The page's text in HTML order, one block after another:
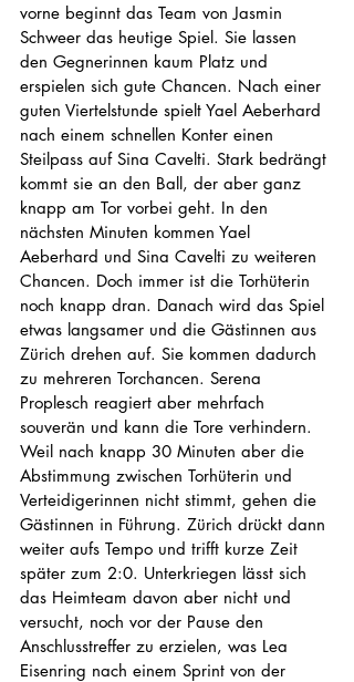
vorne beginnt das Team von Jasmin
Schweer das heutige Spiel. Sie lassen
den Gegnerinnen kaum Platz und
erspielen sich gute Chancen. Nach einer
guten Viertelstunde spielt Yael Aeberhard
nach einem schnellen Konter einen
Steilpass auf Sina Cavelti. Stark bedrängt
kommt sie an den Ball, der aber ganz
knapp am Tor vorbei geht. In den
nächsten Minuten kommen Yael
Aeberhard und Sina Cavelti zu weiteren
Chancen. Doch immer ist die Torhüterin
noch knapp dran. Danach wird das Spiel
etwas langsamer und die Gästinnen aus
Zürich drehen auf. Sie kommen dadurch
zu mehreren Torchancen. Serena
Proplesch reagiert aber mehrfach
souverän und kann die Tore verhindern.
Weil nach knapp 30 Minuten aber die
Abstimmung zwischen Torhüterin und
Verteidigerinnen nicht stimmt, gehen die
Gästinnen in Führung. Zürich drückt dann
weiter aufs Tempo und trifft kurze Zeit
später zum 2:0. Unterkriegen lässt sich
das Heimteam davon aber nicht und
versucht, noch vor der Pause den
Anschlusstreffer zu erzielen, was Lea
Eisenring nach einem Sprint von der